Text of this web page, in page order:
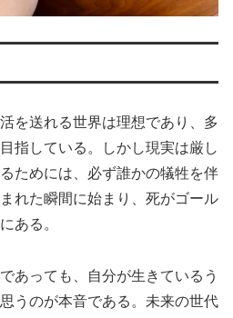
を送れる世界は理想であり、多
指している。しかし現実は厳し
ためには、必ず誰かの犠牲を伴
れた瞬間に始まり、死がゴール
ある。
あっても、自分が生きているう
うのが本音である。未来の世代